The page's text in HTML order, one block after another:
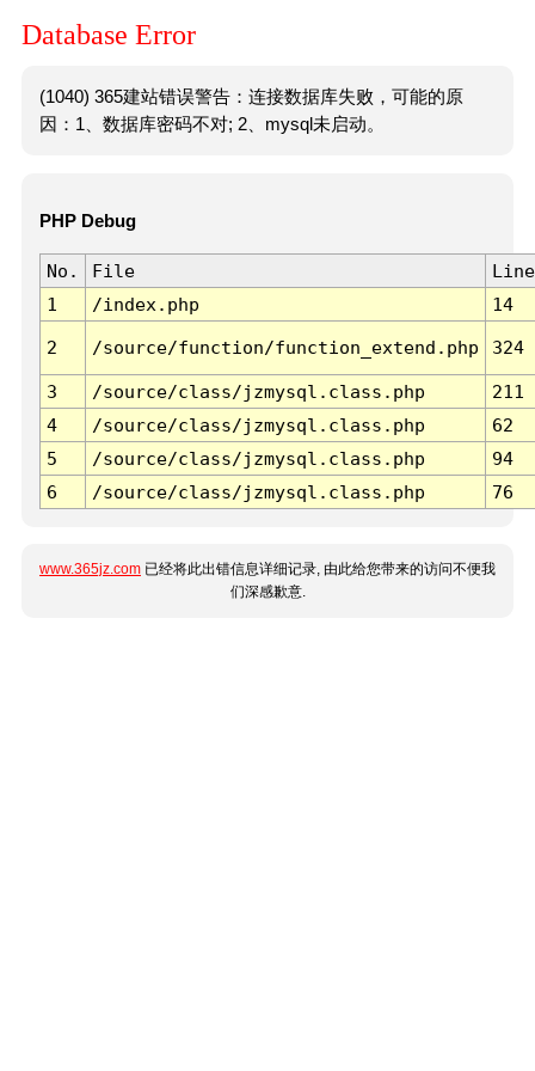
Database Error
(1040) 365建站错误警告：连接数据库失败，可能的原
因：1、数据库密码不对; 2、mysql未启动。
PHP Debug
No. File
Line
1
/index.php 14
2 /source/function/function_extend.php 324
3 /source/class/jzmysql.class.php
211
4
/source/class/jzmysql.class.php
62
5
/source/class/jzmysql.class.php
94
6
/source/class/jzmysql.class.php 76
www.365jz.com 已经将此出错信息详细记录, 由此给您带来的访问不便我
们深感歉意.